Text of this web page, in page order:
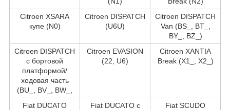
Citroen XSARA
купе (N0)
Citroen DISPATCH
(U6U)
Citroen DISPATCH
Van (BS_, BT_,
BY_, BZ_)
Citroen DISPATCH
c бортовой
платформой/
ходовая часть
(BU_, BV_, BW_,
Citroen EVASION
(22, U6)
Citroen XANTIA
Break (X1_, X2_)
Fiat DUCATO
Fiat DUCATO c
Fiat SCUDO